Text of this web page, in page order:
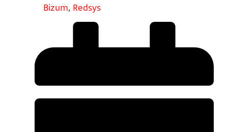
Bizum, Redsys